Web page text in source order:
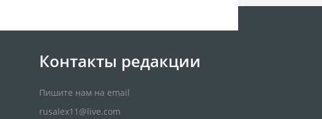
Контакты редакции
Пишите нам на email
rusalex11@live.com